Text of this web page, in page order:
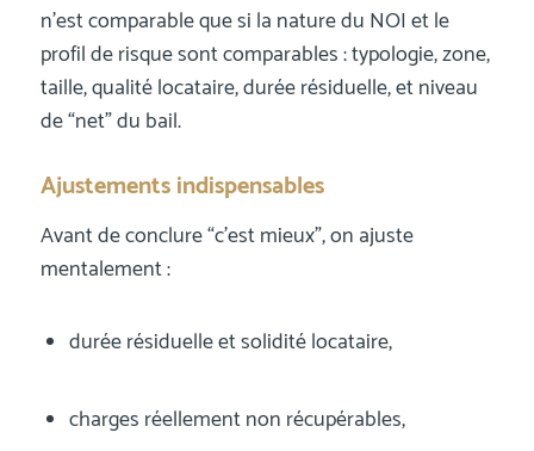
n’est comparable que si la nature du NOI et le
profil de risque sont comparables : typologie, zone,
taille, qualité locataire, durée résiduelle, et niveau
de “net” du bail.
Ajustements indispensables
Avant de conclure “c’est mieux”, on ajuste
mentalement :
durée résiduelle et solidité locataire,
charges réellement non récupérables,